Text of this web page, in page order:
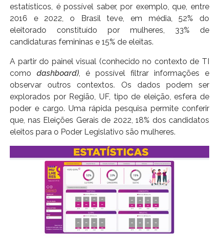
estatísticos, é possível saber, por exemplo, que, entre
2016 e 2022, o Brasil teve, em média, 52% do
eleitorado constituído por mulheres, 33% de
candidaturas femininas e 15% de eleitas.
A partir do painel visual (conhecido no contexto de TI
como dashboard) , é possível filtrar informações e
observar outros contextos. Os dados podem ser
explorados por Região, UF, tipo de eleição, esfera de
poder e cargo. Uma rápida pesquisa permite conferir
que, nas Eleições Gerais de 2022, 18% dos candidatos
eleitos para o Poder Legislativo são mulheres.